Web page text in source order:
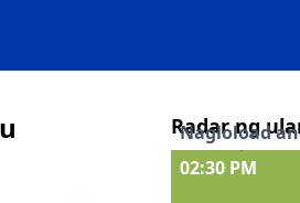
Radar ng
Nagloload
02:30 PM
Interaktibong